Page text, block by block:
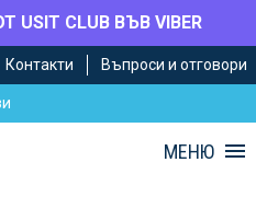
CLUB ВЪВ VIBER
Контакти Въпроси и отговори
МЕНЮ